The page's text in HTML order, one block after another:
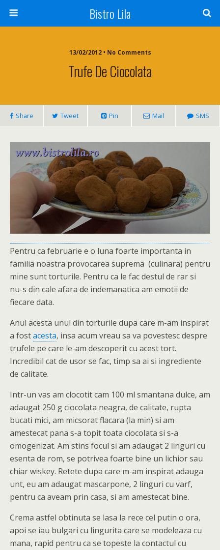
Bistro Lila
13/02/2012 • No Comments
Trufe De Ciocolata
Share Tweet Pin Mail SMS
Pentru ca februarie e o luna foarte importanta in
familia noastra provocarea suprema (culinara) pentru
mine sunt torturile. Pentru ca le fac destul de rar si
nu-s din cale afara de indemanatica am emotii de
fiecare data.
Anul acesta unul din torturile dupa care m-am inspirat
a fostacesta, insa acum vreau sa va povestesc despre
trufele pe care le-am descoperit cu acest tort.
Incredibil cat de usor se fac, timp sa ai si ingrediente
de calitate.
Intr-un vas am clocotit cam 100 ml smantana dulce, am
adaugat 250 g ciocolata neagra, de calitate, rupta
bucati mici, am micsorat flacara (la min) si am
amestecat pana s-a topit toata ciocolata si s-a
omogenizat. Am stins focul si am adaugat 2 linguri cu
esenta de rom, se potrivea foarte bine un lichior sau
chiar wiskey. Retete dupa care m-am inspirat adauga
unt, eu am adaugat mascarpone, 2 linguri cu varf,
pentru ca aveam prin casa, si am amestecat bine.
Crema astfel obtinuta se lasa la rece cel putin o ora,
apoi se iau bulgari cu lingurita care se modeleaza cu
mana, rapid pentru ca se topeste la contactul cu